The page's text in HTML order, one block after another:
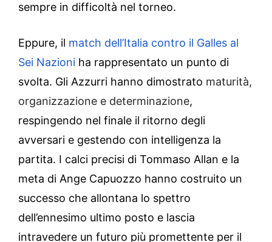
sempre in difficoltà nel torneo.
Eppure, il match dell’Italia contro il Galles al
Sei Nazioni ha rappresentato un punto di
svolta. Gli Azzurri hanno dimostrato maturità,
organizzazione e determinazione,
respingendo nel finale il ritorno degli
avversari e gestendo con intelligenza la
partita. I calci precisi di Tommaso Allan e la
meta di Ange Capuozzo hanno costruito un
successo che allontana lo spettro
dell’ennesimo ultimo posto e lascia
intravedere un futuro più promettente per il